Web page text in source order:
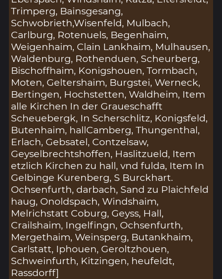
Trimperg, Bainsgesang,
Schwobrieth,Wisenfeld, Mulbach,
Carlburg, Rotenuels, Begenhaim,
Weigenhaim, Clain Lankhaim, Mulhausen,
Waldenburg, Rothenduen, Scheurberg,
Bischoffhaim, Konigshouen, Tormbach,
Moten, Geltershaim, Burgstei, Werneck,
Bertingen, Hochstetten, Waldheim, Item
alle Kirchen In der Graueschafft
Scheuebergk, In Scherschlitz, Konigsfeld,
Butenhaim, hallCamberg, Thungenthal,
Erlach, Gebsatel, Contzelsaw,
Geyselbrechtshoffen, Haslitzueld, Item
etzlich Kirchen zu hall, vnd fulda, Item In
Gelbinge Kurenberg, S Burckhart.
Ochsenfurth, darbach, Sand zu Plaichfeld
haug, Onoldspach, Windshaim,
Melrichstatt Coburg, Geyss, Hall,
Crailshaim, Ingelfingn, Ochsenfurth,
Mergethaim, Weinsperg, Butankhaim,
Carlstatt, Iphouen, Geroltzhouen,
Schweinfurth, Kitzingen, heufeldt,
Rassdorff]